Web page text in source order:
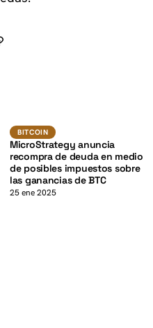
BITCOIN
BITCOIN
MicroStrategy anuncia
recompra de deuda en medio
de posibles impuestos sobre
las ganancias de BTC
25 ene 2025